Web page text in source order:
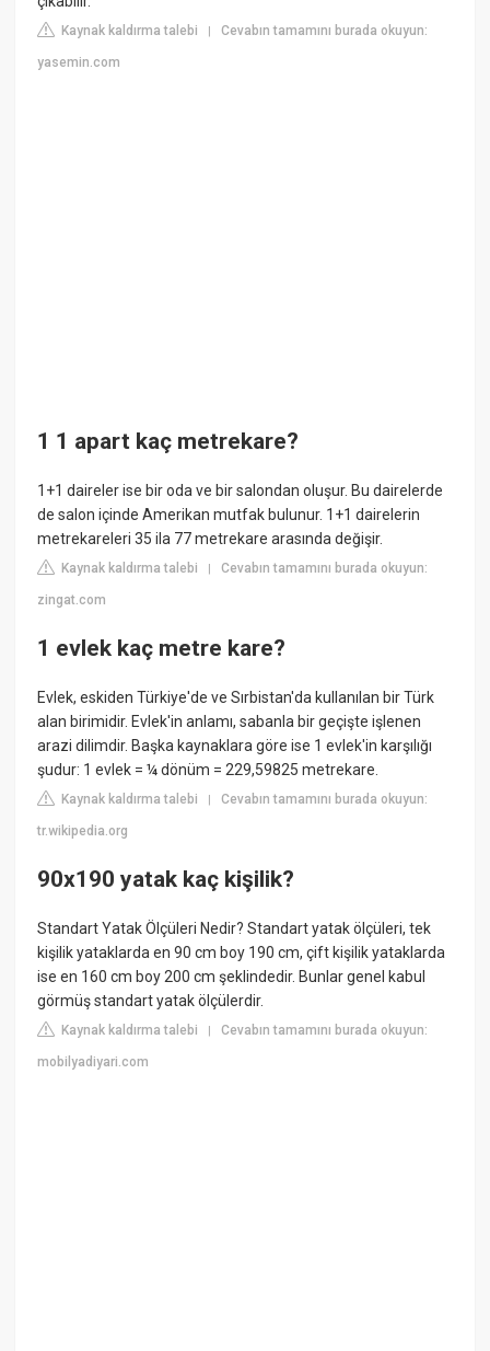
Kaynak kaldırma talebi |Cevabın tamamını burada okuyun:
yasemin.com
1 1 apart kaç metrekare?
1+1 daireler ise bir oda ve bir salondan oluşur. Bu dairelerde
de salon içinde Amerikan mutfak bulunur. 1+1 dairelerin
metrekareleri 35 ila 77 metrekare arasında değişir.
Kaynak kaldırma talebi |Cevabın tamamını burada okuyun:
zingat.com
1 evlek kaç metre kare?
Evlek, eskiden Türkiye'de ve Sırbistan'da kullanılan bir Türk
alan birimidir. Evlek'in anlamı, sabanla bir geçişte işlenen
arazi dilimdir. Başka kaynaklara göre ise 1 evlek'in karşılığı
şudur: 1 evlek = ¼ dönüm = 229,59825 metrekare.
Kaynak kaldırma talebi |Cevabın tamamını burada okuyun:
tr.wikipedia.org
90x190 yatak kaç kişilik?
Standart Yatak Ölçüleri Nedir? Standart yatak ölçüleri, tek
kişilik yataklarda en 90 cm boy 190 cm, çift kişilik yataklarda
ise en 160 cm boy 200 cm şeklindedir. Bunlar genel kabul
görmüş standart yatak ölçülerdir.
Kaynak kaldırma talebi |Cevabın tamamını burada okuyun:
mobilyadiyari.com